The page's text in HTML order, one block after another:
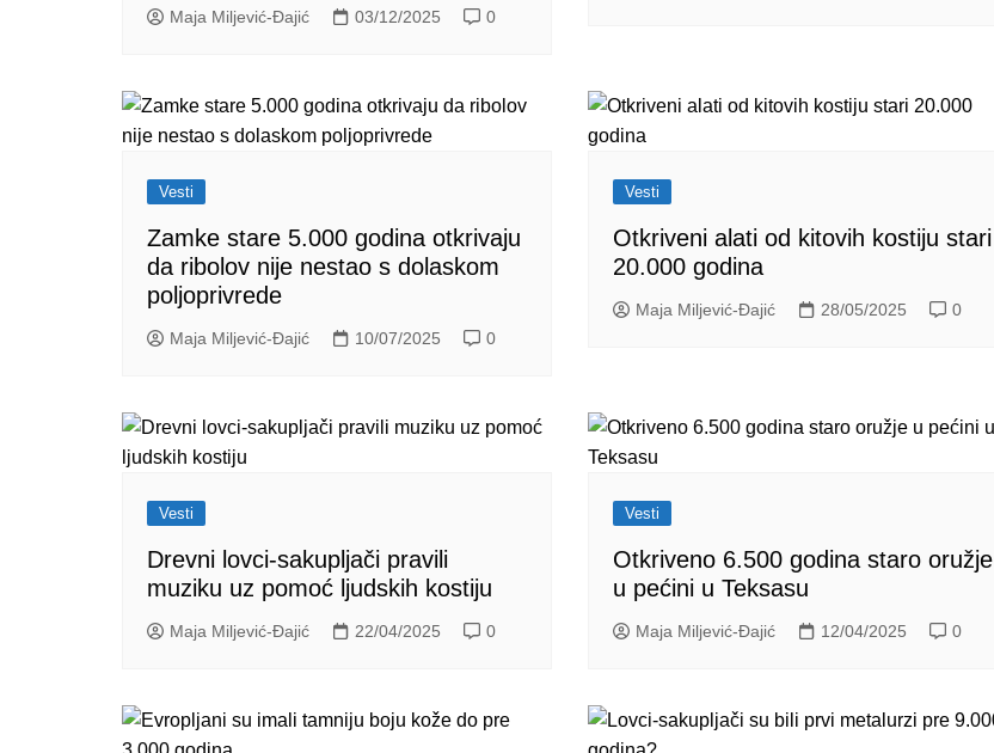
Maja Miljević-Đajić 03/12/2025 0
Vesti
Zamke stare 5.000 godina otkrivaju
da ribolov nije nestao s dolaskom
poljoprivrede
Maja Miljević-Đajić 10/07/2025 0
Vesti
Otkriveni alati od kitovih kostiju stari
20.000 godina
Maja Miljević-Đajić 28/05/2025 0
Vesti
Drevni lovci-sakupljači pravili
muziku uz pomoć ljudskih kostiju
Maja Miljević-Đajić 22/04/2025 0
Vesti
Otkriveno 6.500 godina staro oružje
u pećini u Teksasu
Maja Miljević-Đajić 12/04/2025 0